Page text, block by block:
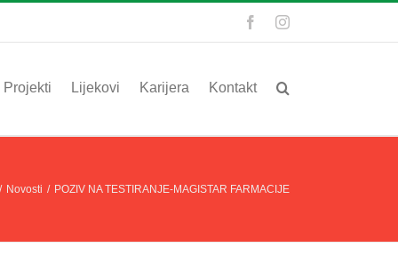
FacebookInstagram
Projekti Lijekovi Karijera Kontakt
/ Novosti / POZIV NA TESTIRANJE-MAGISTAR FARMACIJE